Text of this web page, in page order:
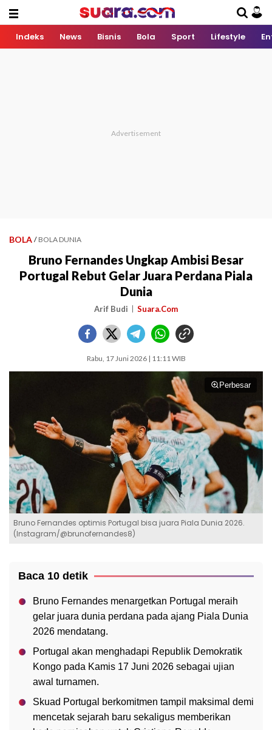
Indeks News Bisnis Bola Sport Lifestyle
BOLA / BOLA DUNIA
Bruno Fernandes Ungkap Ambisi Besar
Portugal Rebut Gelar Juara Perdana Piala
Dunia
Arif Budi Suara.Com
Rabu, 17 Juni 2026 | 11:11 WIB
Perbesar
Bruno Fernandes optimis Portugal bisa juara Piala Dunia 2026.
(Instagram/@brunofernandes8)
Baca 10 detik
Bruno Fernandes menargetkan Portugal meraih
gelar juara dunia perdana pada ajang Piala Dunia
2026 mendatang.
Portugal akan menghadapi Republik Demokratik
Kongo pada Kamis 17 Juni 2026 sebagai ujian
awal turnamen.
Skuad Portugal berkomitmen tampil maksimal demi
mencetak sejarah baru sekaligus memberikan